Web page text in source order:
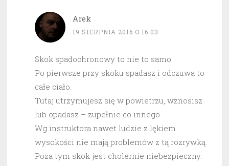
Arek
19 SIERPNIA 2016 O 16:03
Skok spadochronowy to nie to samo.
Po pierwsze przy skoku spadasz i odczuwa to
całe ciało.
Tutaj utrzymujesz się w powietrzu, wznosisz
lub opadasz – zupełnie co innego.
Wg instruktora nawet ludzie z lękiem
wysokości nie mają problemów z tą rozrywką.
Poza tym skok jest cholernie niebezpieczny.